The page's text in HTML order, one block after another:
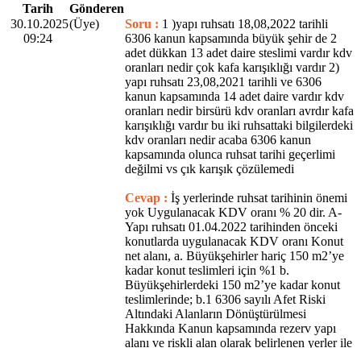
Tarih
Gönderen
30.10.2025
09:24
(Üye) Soru : 1 )yapı ruhsatı 18,08,2022 tarihli
6306 kanun kapsamında büyük şehir de 2
adet dükkan 13 adet daire steslimi vardır kdv
oranları nedir çok kafa karışıklığı vardır 2)
yapı ruhsatı 23,08,2021 tarihli ve 6306
kanun kapsamında 14 adet daire vardır kdv
oranları nedir birsürü kdv oranları avrdır kafa
karışıklığı vardır bu iki ruhsattaki bilgilerdeki
kdv oranları nedir acaba 6306 kanun
kapsamında olunca ruhsat tarihi geçerlimi
değilmi vs çık karışık çözülemedi
Cevap : İş yerlerinde ruhsat tarihinin önemi
yok Uygulanacak KDV oranı % 20 dir. A-
Yapı ruhsatı 01.04.2022 tarihinden önceki
konutlarda uygulanacak KDV oranı Konut
net alanı, a. Büyükşehirler hariç 150 m2’ye
kadar konut teslimleri için %1 b.
Büyükşehirlerdeki 150 m2’ye kadar konut
teslimlerinde; b.1 6306 sayılı Afet Riski
Altındaki Alanların Dönüştürülmesi
Hakkında Kanun kapsamında rezerv yapı
alanı ve riskli alan olarak belirlenen yerler ile